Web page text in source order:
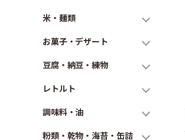
米・麺類
お菓子・デザート
豆腐・納豆・練物
レトルト
調味料・油
粉類・乾物・海苔・缶詰